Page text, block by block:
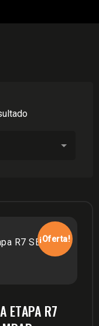
¡Oferta!
ETAPA R7